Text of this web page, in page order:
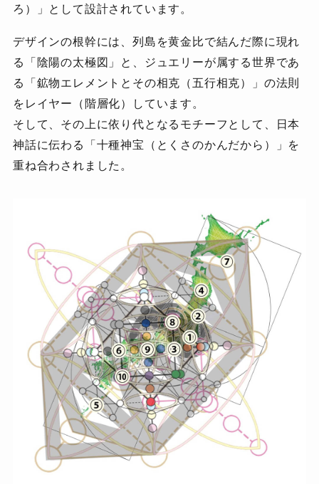
ろ）」として設計されています。
デザインの根幹には、列島を黄金比で結んだ際に現れ
る「陰陽の太極図」と、
ジュエリーが属する世界であ
る「鉱物エレメントとその相克（五行相克）」の法則
をレイヤー（階層化）しています。
そして、その上に依り代となるモチーフとして、日本
神話に伝わる「十種神宝（とくさのかんだから）」を
重ね合わされました。